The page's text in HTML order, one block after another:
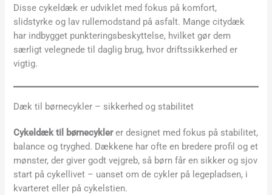
Disse cykeldæk er udviklet med fokus på komfort,
slidstyrke og lav rullemodstand på asfalt. Mange citydæk
har indbygget punkteringsbeskyttelse, hvilket gør dem
særligt velegnede til daglig brug, hvor driftssikkerhed er
vigtig.
Dæk til børnecykler – sikkerhed og stabilitet
Cykeldæk til børnecyklerer designet med fokus på stabilitet,
balance og tryghed. Dækkene har ofte en bredere profil og et
mønster, der giver godt vejgreb, så børn får en sikker og sjov
start på cykellivet – uanset om de cykler på legepladsen, i
kvarteret eller på cykelstien.